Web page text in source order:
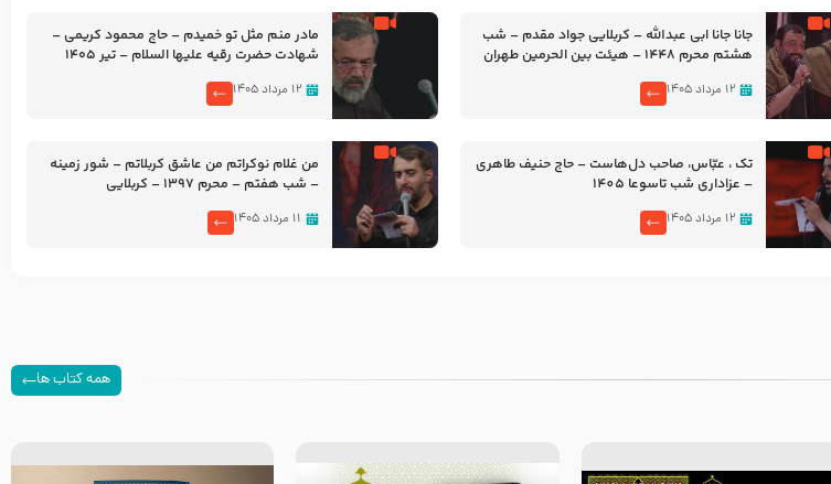
جانا جانا ابی عبدالله – کربلایی جواد مقدم – شب
هشتم محرم 1448 – هیئت بین الحرمین طهران
۱۲ مرداد ۱۴۰۵
مادر منم مثل تو خمیدم – حاج محمود کریمی –
شهادت حضرت رقیه علیها السلام – تیر ۱۴۰۵
۱۲ مرداد ۱۴۰۵
تک ، عبّاس، صاحب دل‌هاست – حاج حنیف طاهری
– عزاداری شب تاسوعا 1405
۱۲ مرداد ۱۴۰۵
من غلام نوکراتم من عاشق کربلاتم – شور زمینه
– شب هفتم – محرم 1397 – کربلایی
۱۱ مرداد ۱۴۰۵
همه کتاب ها